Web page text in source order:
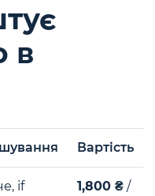
в
Вартість
if 1,800 ₴ /